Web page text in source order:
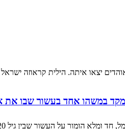
יצאו איתה. הילית קראוזה
במשהו אחד בעשור שבו את